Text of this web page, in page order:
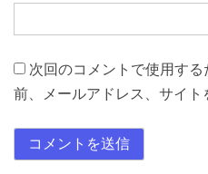
次回のコメントで使用す
前、メールアドレス、サイト